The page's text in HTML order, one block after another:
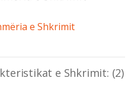
e Shkrimit
e Shkrimit: (2)